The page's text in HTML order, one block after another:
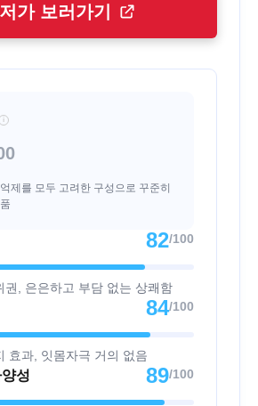
가 보러가기
i
제를 모두 고려한 구성으로 꾸준히
82/100
권, 은은하고 부담 없는 상쾌함
84/100
효과, 잇몸자극 거의 없음
성 89/100